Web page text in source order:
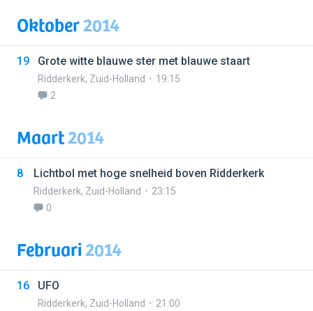
Oktober2014
19 Grote witte blauwe ster met blauwe staart
Ridderkerk, Zuid-Holland
19:15
2
Maart2014
8 Lichtbol met hoge snelheid boven Ridderkerk
Ridderkerk, Zuid-Holland
23:15
0
Februari2014
16 UFO
Ridderkerk, Zuid-Holland
21:00